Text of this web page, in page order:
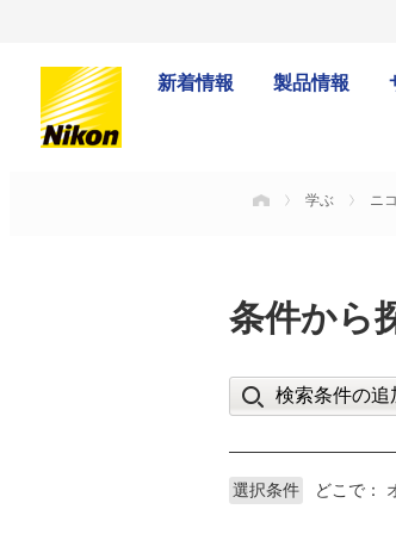
新着情報 製品情報
HOME学ぶ ニ
条件から
検索条件の追
選択条件 どこで：